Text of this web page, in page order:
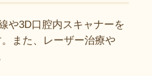
や3D口腔内スキャナーを
また、レーザー治療や